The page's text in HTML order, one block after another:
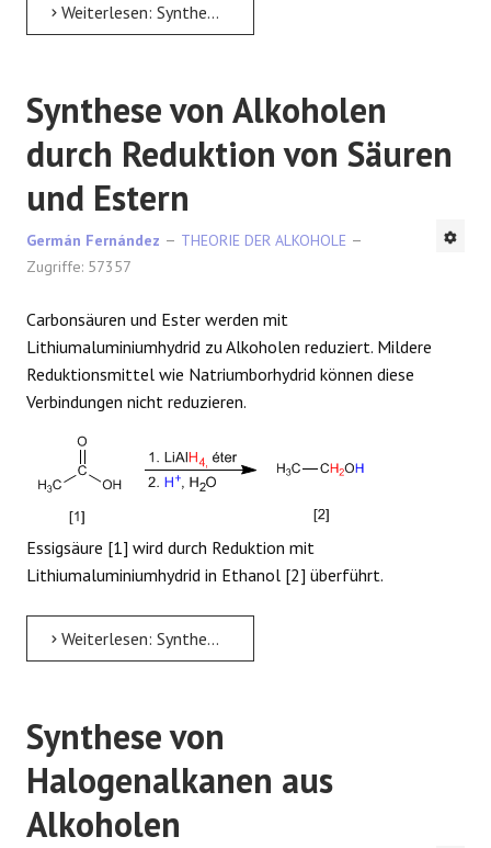
Weiterlesen: Synthese von Alkoholen durch Hydratation von Alkenen
Synthese von Alkoholen
durch Reduktion von Säuren
und Estern
Germán Fernández
THEORIE DER ALKOHOLE
Zugriffe: 57357
Carbonsäuren und Ester werden mit
Lithiumaluminiumhydrid zu Alkoholen reduziert. Mildere
Reduktionsmittel wie Natriumborhydrid können diese
Verbindungen nicht reduzieren.
Essigsäure [1] wird durch Reduktion mit
Lithiumaluminiumhydrid in Ethanol [2] überführt.
Weiterlesen: Synthese von Alkoholen durch Reduktion von Säuren und Estern
Synthese von
Halogenalkanen aus
Alkoholen